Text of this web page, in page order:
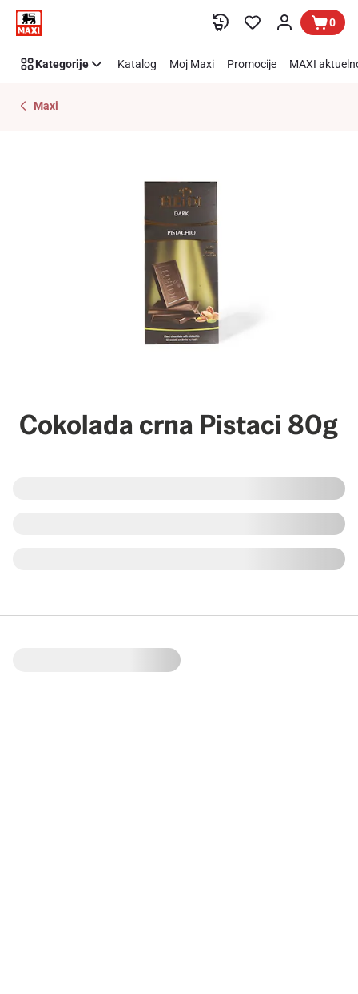
Preskoči link 0
Kategorije Katalog Moj Maxi Promocije MAXI
Maxi
Cokolada crna Pistaci 80g